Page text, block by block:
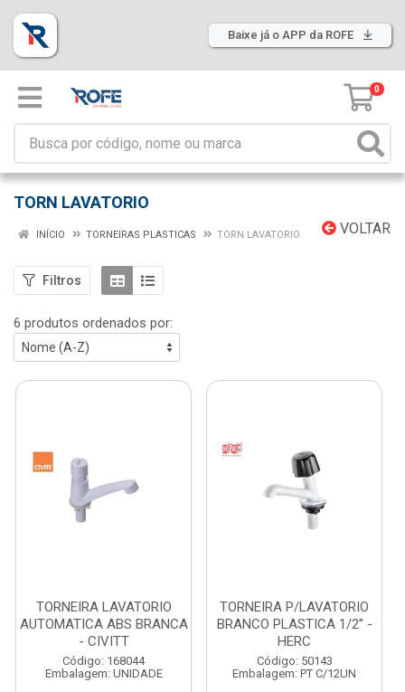
Baixe já o APP da ROFE
0
TORN LAVATORIO
VOLTAR
INÍCIO TORNEIRAS PLASTICAS TORN LAVATORIO
Filtros
6 produtos ordenados por:
TORNEIRA LAVATORIO
AUTOMATICA ABS BRANCA
- CIVITT
Código: 168044
Embalagem: UNIDADE
TORNEIRA P/LAVATORIO
BRANCO PLASTICA 1/2” -
HERC
Código: 50143
Embalagem: PT C/12UN